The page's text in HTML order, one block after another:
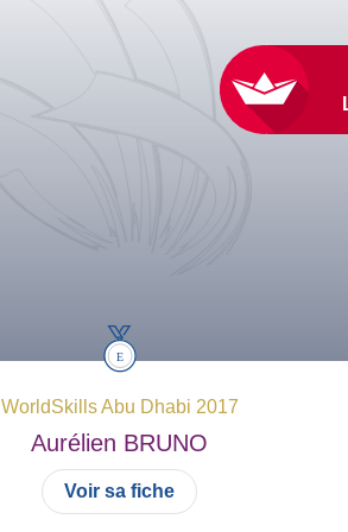
WorldSkills Abu Dhabi 2017
Aurélien BRUNO
Voir sa fiche